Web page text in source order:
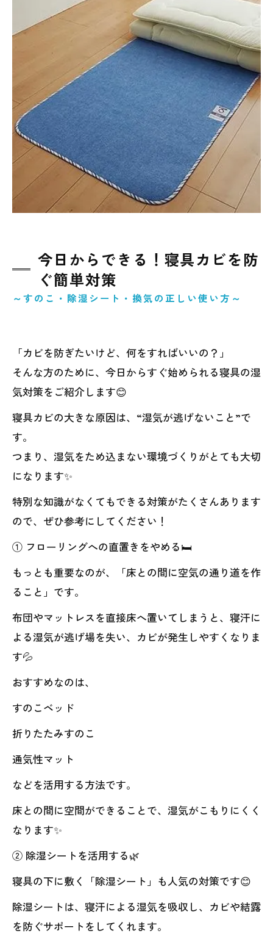
今日からできる！寝具カビを防
ぐ簡単対策
～すのこ・除湿シート・換気の正しい使い方～
「カビを防ぎたいけど、何をすればいいの？」
そんな方のために、今日からすぐ始められる寝具の湿
気対策をご紹介します😊
寝具カビの大きな原因は、“湿気が逃げないこと”で
す。
つまり、湿気をため込まない環境づくりがとても大切
になります✨
特別な知識がなくてもできる対策がたくさんあります
ので、ぜひ参考にしてください！
① フローリングへの直置きをやめる🛏️
もっとも重要なのが、「床との間に空気の通り道を作
ること」です。
布団やマットレスを直接床へ置いてしまうと、寝汗に
よる湿気が逃げ場を失い、カビが発生しやすくなりま
す💦
おすすめなのは、
すのこベッド
折りたたみすのこ
通気性マット
などを活用する方法です。
床との間に空間ができることで、湿気がこもりにくく
なります✨
② 除湿シートを活用する🌿
寝具の下に敷く「除湿シート」も人気の対策です😊
除湿シートは、寝汗による湿気を吸収し、カビや結露
を防ぐサポートをしてくれます。